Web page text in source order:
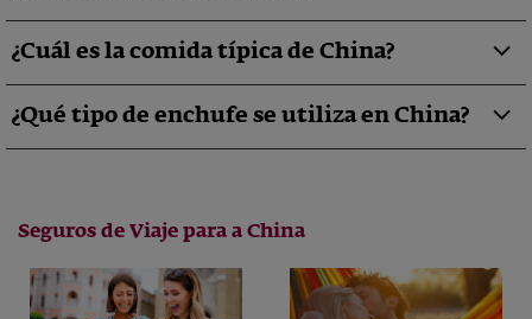
¿Cuál es la comida típica de China?
¿Qué tipo de enchufe se utiliza en China?
Seguros de Viaje para a China